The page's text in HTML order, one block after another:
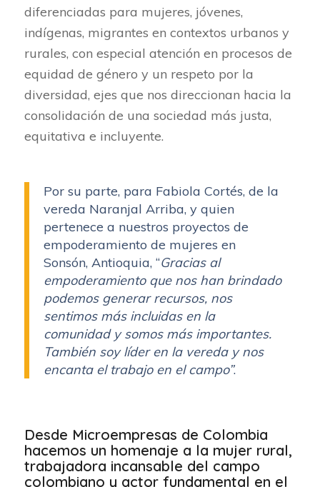
diferenciadas para mujeres, jóvenes,
indígenas, migrantes en contextos urbanos y
rurales, con especial atención en procesos de
equidad de género y un respeto por la
diversidad, ejes que nos direccionan hacia la
consolidación de una sociedad más justa,
equitativa e incluyente.
Por su parte, para Fabiola Cortés, de la
vereda Naranjal Arriba, y quien
pertenece a nuestros proyectos de
empoderamiento de mujeres en
Sonsón, Antioquia, “Gracias al
empoderamiento que nos han brindado
podemos generar recursos, nos
sentimos más incluidas en la
comunidad y somos más importantes.
También soy líder en la vereda y nos
encanta el trabajo en el campo”.
Desde Microempresas de Colombia
hacemos un homenaje a la mujer rural,
trabajadora incansable del campo
colombiano y actor fundamental en el